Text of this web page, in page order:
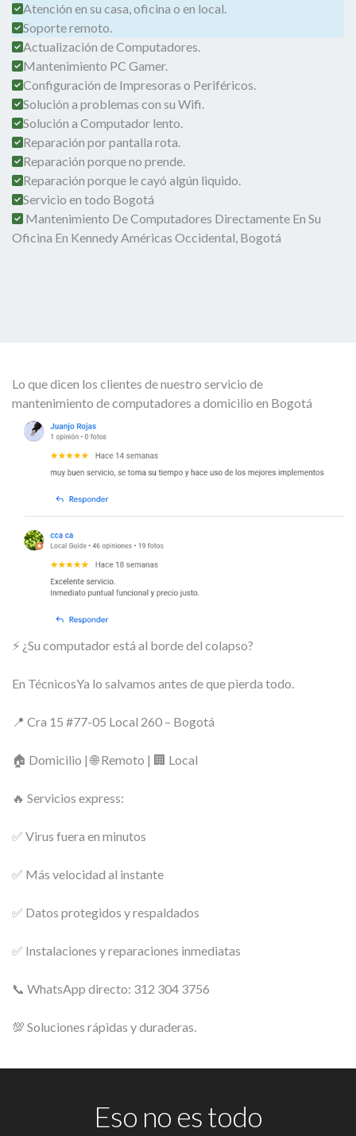
Atención en su casa, oficina o en local.
Soporte remoto.
Actualización de Computadores.
Mantenimiento PC Gamer.
Configuración de Impresoras o Periféricos.
Solución a problemas con su Wifi.
Solución a Computador lento.
Reparación por pantalla rota.
Reparación porque no prende.
Reparación porque le cayó algún liquido.
Servicio en todo Bogotá
Mantenimiento De Computadores Directamente En Su
Oficina En Kennedy Américas Occidental, Bogotá
Lo que dicen los clientes de nuestro servicio de
mantenimiento de computadores a domicilio en Bogotá
⚡ ¿Su computador está al borde del colapso?
En TécnicosYa lo salvamos antes de que pierda todo.
📍 Cra 15 #77-05 Local 260 – Bogotá
🏠 Domicilio | 🌐 Remoto | 🏢 Local
🔥 Servicios express:
✅ Virus fuera en minutos
✅ Más velocidad al instante
✅ Datos protegidos y respaldados
✅ Instalaciones y reparaciones inmediatas
📞 WhatsApp directo: 312 304 3756
💯 Soluciones rápidas y duraderas.
Eso no es todo